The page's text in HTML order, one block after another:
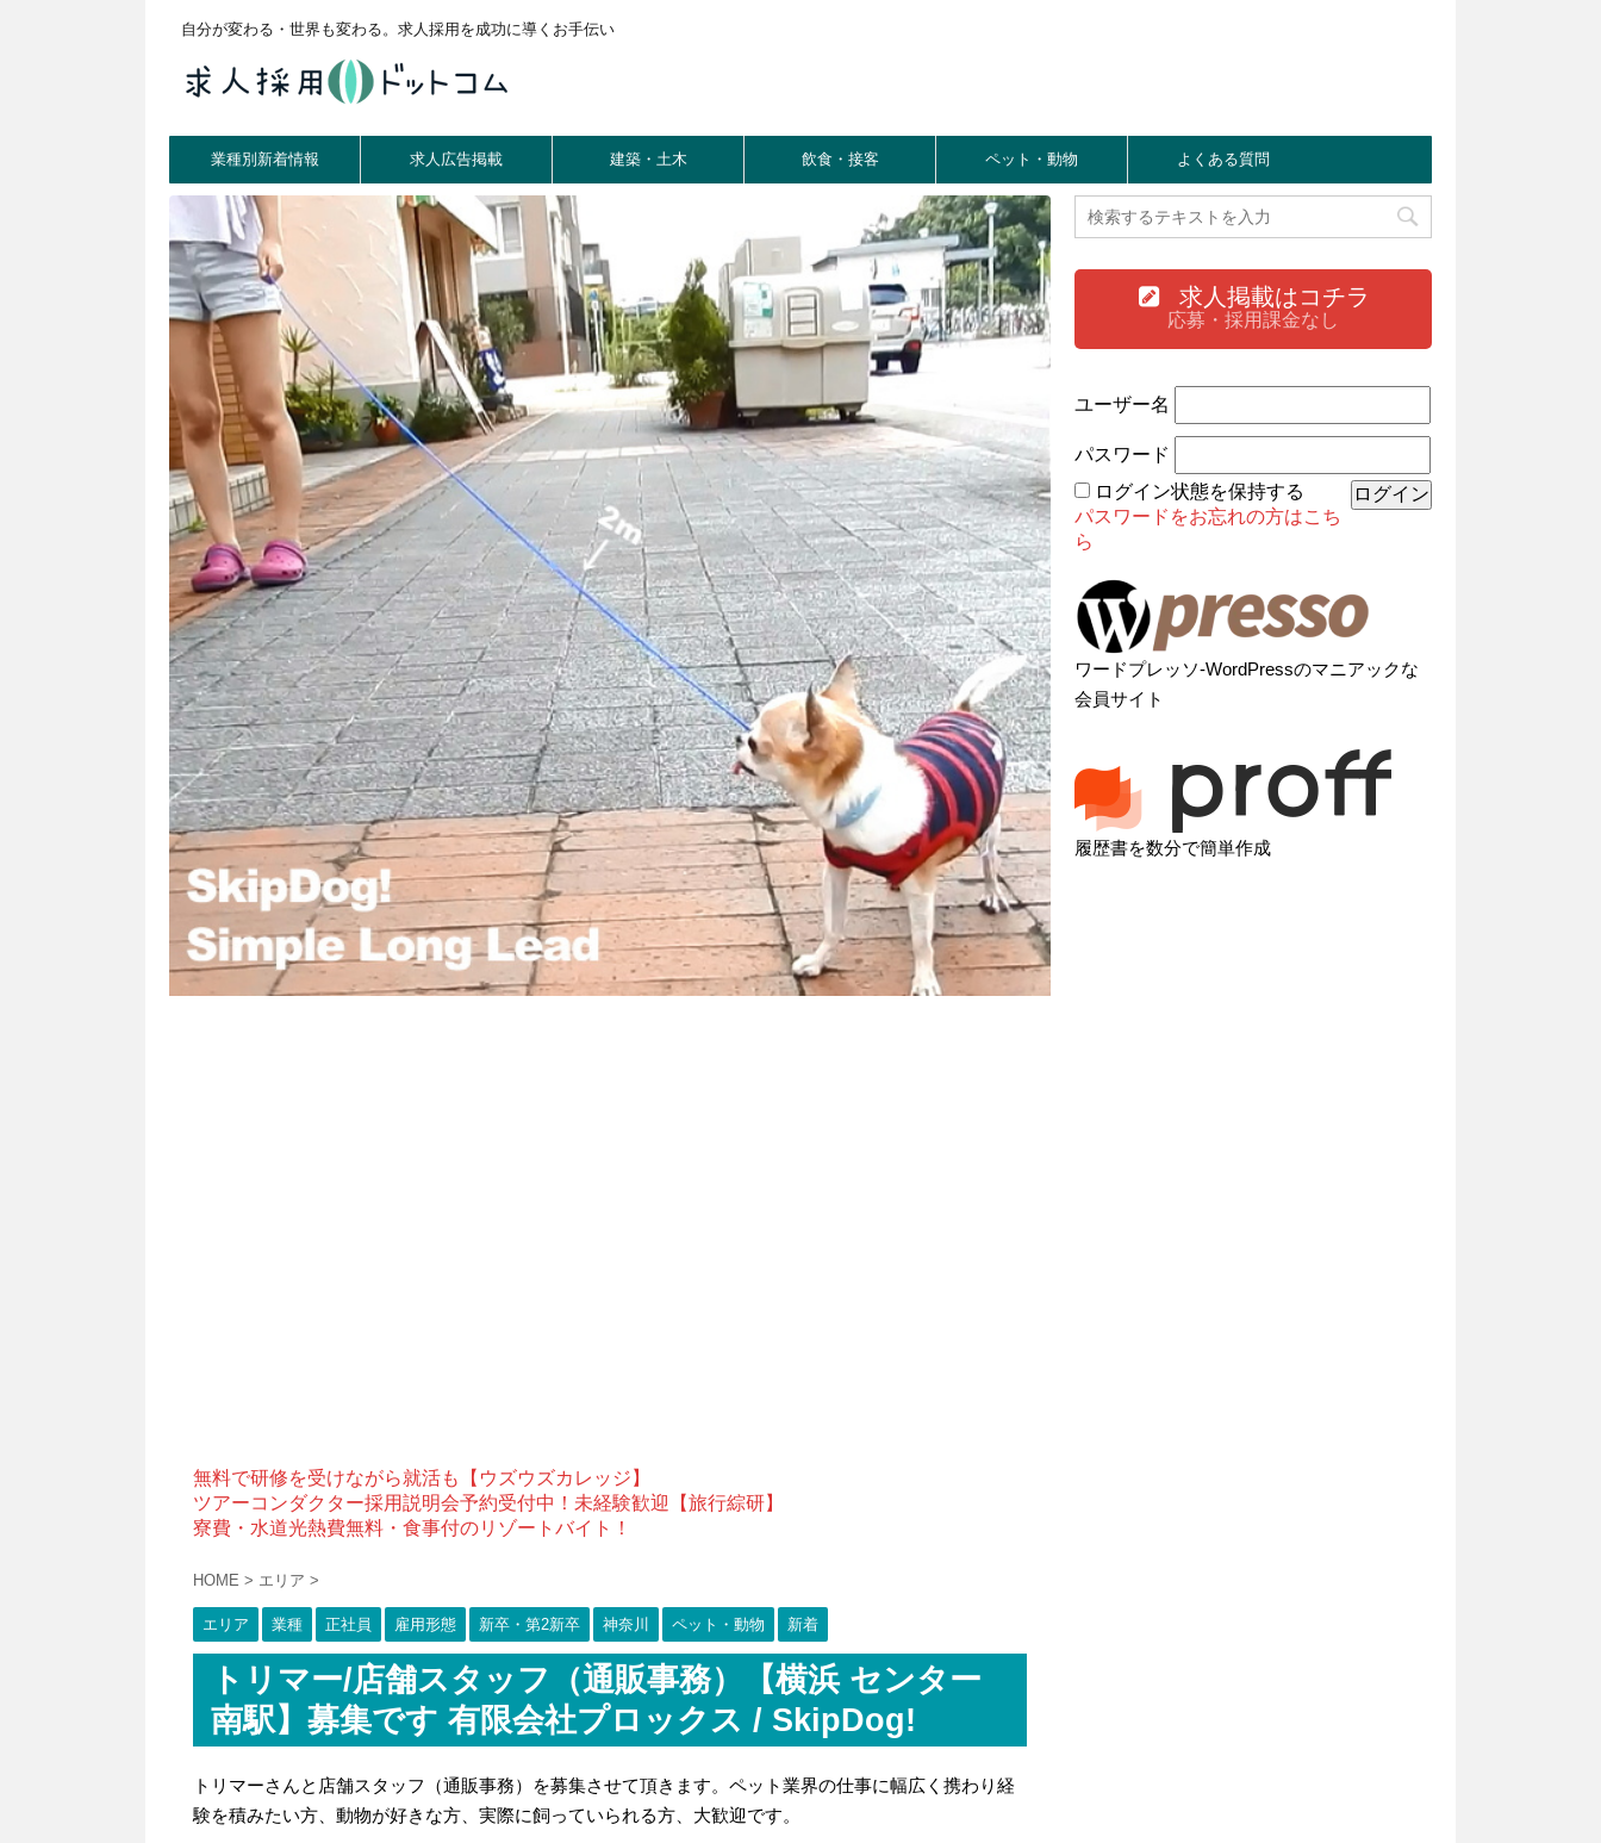
自分が変わる・世界も変わる。求人採用を成功に導くお手伝い
業種別新着情報 求人広告掲載 建築・土木 飲食・接客 ペット・動物 よくある質問
無料で研修を受けながら就活も【ウズウズカレッジ】
ツアーコンダクター採用説明会予約受付中！未経験歓迎【旅行綜研】
寮費・水道光熱費無料・食事付のリゾートバイト！
HOME > エリア >
エリア 業種 正社員 雇用形態 新卒・第2新卒 神奈川 ペット・動物 新着
トリマー/店舗スタッフ（通販事務）【横浜 センター
南駅】募集です 有限会社プロックス / SkipDog!
トリマーさんと店舗スタッフ（通販事務）を募集させて頂きます。ペット業界の仕事に幅広く携わり経
験を積みたい方、動物が好きな方、実際に飼っていられる方、大歓迎です。
求人掲載はコチラ
応募・採用課金なし
ユーザー名
パスワード
ログイン状態を保持する
パスワードをお忘れの方はこち
ら
ワードプレッソ-WordPressのマニアックな
会員サイト
履歴書を数分で簡単作成